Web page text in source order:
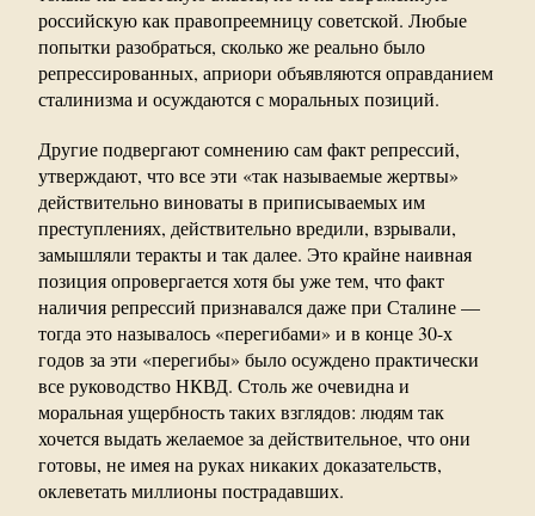
российскую как правопреемницу советской. Любые
попытки разобраться, сколько же реально было
репрессированных, априори объявляются оправданием
сталинизма и осуждаются с моральных позиций.
Другие подвергают сомнению сам факт репрессий,
утверждают, что все эти «так называемые жертвы»
действительно виноваты в приписываемых им
преступлениях, действительно вредили, взрывали,
замышляли теракты и так далее. Это крайне наивная
позиция опровергается хотя бы уже тем, что факт
наличия репрессий признавался даже при Сталине —
тогда это называлось «перегибами» и в конце 30-х
годов за эти «перегибы» было осуждено практически
все руководство НКВД. Столь же очевидна и
моральная ущербность таких взглядов: людям так
хочется выдать желаемое за действительное, что они
готовы, не имея на руках никаких доказательств,
оклеветать миллионы пострадавших.